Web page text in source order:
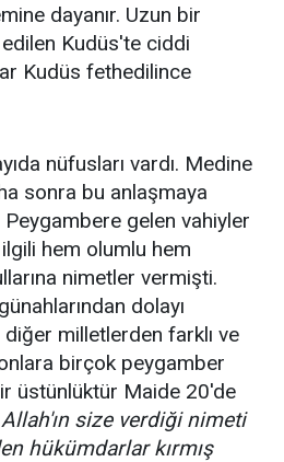
dayanır. Uzun bir
Kudüs'te ciddi
Kudüs fethedilince
nüfusları vardı. Medine
sonra bu anlaşmaya
gelen vahiyler
hem olumlu hem
nimetler vermişti.
dolayı
diğer milletlerden farklı ve
onlara birçok peygamber
üstünlüktür Maide 20'de
size verdiği nimeti
hükümdarlar kırmış